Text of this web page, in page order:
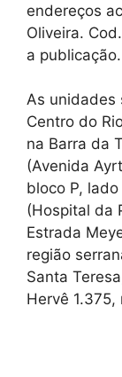
endereços
Oliveira.
a publicação.
As unidades
Centro do
na Barra da
(Avenida
bloco P,
(Hospital da
Estrada
região
Santa
Hervê 1.375,